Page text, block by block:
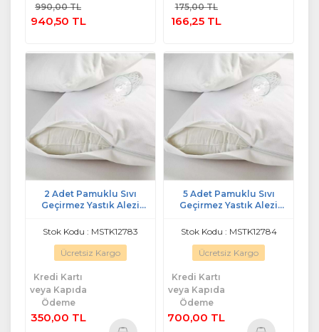
990,00 TL
940,50 TL
175,00 TL
166,25 TL
2 Adet Pamuklu Sıvı
Geçirmez Yastık Alezi
Stok Kodu : MSTK12783
Ücretsiz Kargo
Kredi Kartı
veya Kapıda
Ödeme
350,00 TL
5 Adet Pamuklu Sıvı
Geçirmez Yastık Alezi
Stok Kodu : MSTK12784
Ücretsiz Kargo
Kredi Kartı
veya Kapıda
Ödeme
700,00 TL